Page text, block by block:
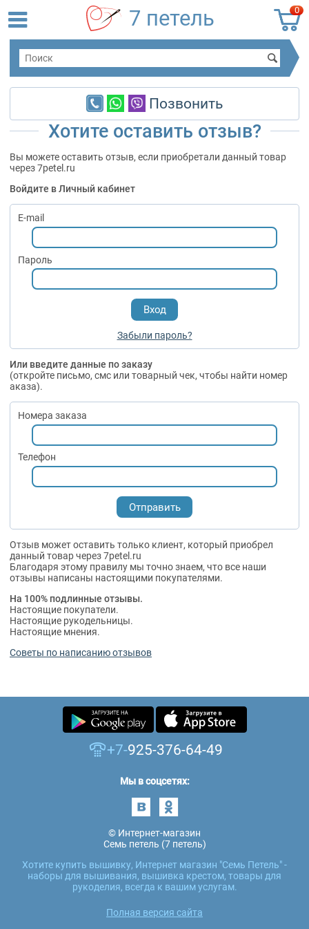
0
7 петель
Позвонить
Хотите оставить отзыв?
Вы можете оставить отзыв, если приобретали данный товар
через 7petel.ru
Войдите в Личный кабинет
E-mail
Пароль
Забыли пароль?
Или введите данные по заказу
(откройте письмо, смс или товарный чек, чтобы найти номер
аказа).
Номера заказа
Телефон
Отзыв может оставить только клиент, который приобрел
данный товар через 7petel.ru
Благодаря этому правилу мы точно знаем, что все наши
отзывы написаны настоящими покупателями.
На 100% подлинные отзывы.
Настоящие покупатели.
Настоящие рукодельницы.
Настоящие мнения.
Советы по написанию отзывов
+7-925-376-64-49
Мы в соцсетях:
© Интернет-магазин
Семь петель (7 петель)
Хотите купить вышивку, Интернет магазин "Семь Петель" -
наборы для вышивания, вышивка крестом, товары для
рукоделия, всегда к вашим услугам.
Полная версия сайта